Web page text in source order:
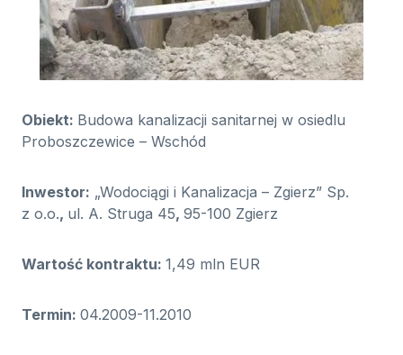
Obiekt: Budowa kanalizacji sanitarnej w osiedlu
Proboszczewice – Wschód
Inwestor: „Wodociągi i Kanalizacja – Zgierz” Sp.
z o.o., ul. A. Struga 45, 95-100 Zgierz
Wartość kontraktu: 1,49 mln EUR
Termin: 04.2009-11.2010